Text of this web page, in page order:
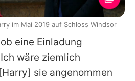
eine Einladung
wäre ziemlich
sie angenommen
im Mai 2019 auf Schloss Windsor